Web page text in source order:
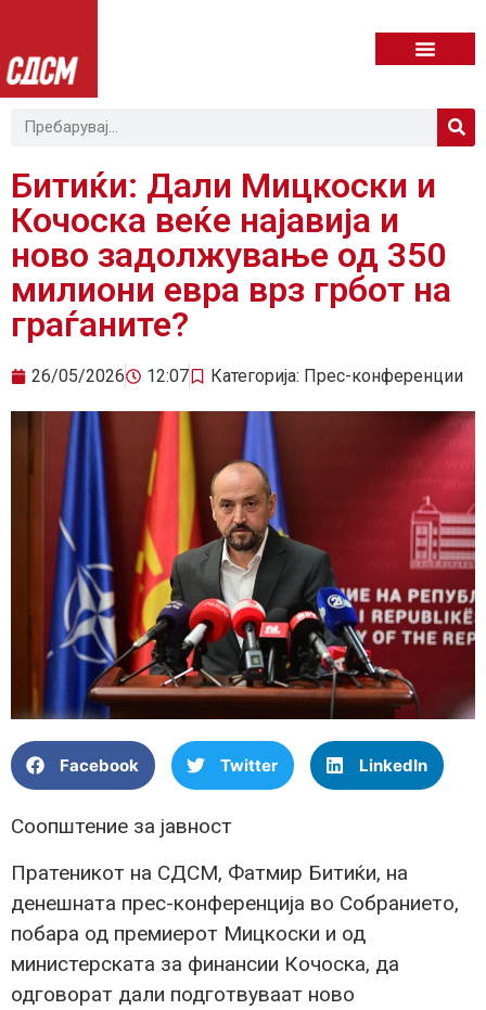
Битиќи: Дали Mицкоски и
Кочоска веќе најавија и
ново задолжување од 350
милиони евра врз грбот на
граѓаните?
26/05/2026 12:07 Категорија: Прес-конференции
Facebook Twitter LinkedIn
Соопштение за јавност
Пратеникот на СДСМ, Фатмир Битиќи, на
денешната прес-конференција во Собранието,
побара од премиерот Мицкоски и од
министерската за финансии Кочоска, да
одговорат дали подготвуваат ново